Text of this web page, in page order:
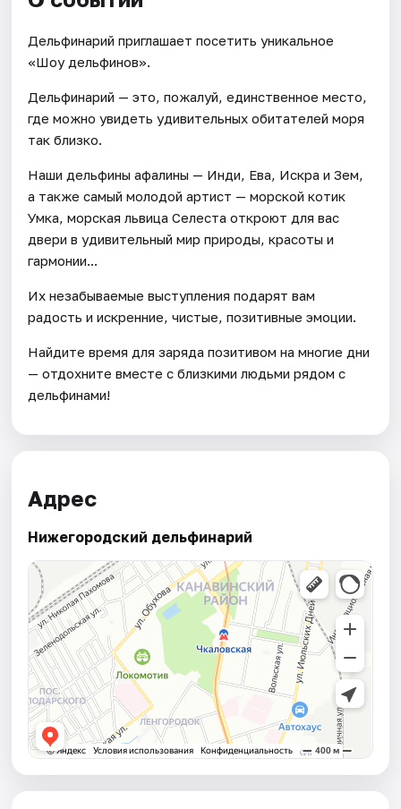
Дельфинарий приглашает посетить уникальное
«Шоу дельфинов».
Дельфинарий — это, пожалуй, единственное место,
где можно увидеть удивительных обитателей моря
так близко.
Наши дельфины афалины — Инди, Ева, Искра и Зем,
а также самый молодой артист — морской котик
Умка, морская львица Селеста откроют для вас
двери в удивительный мир природы, красоты и
гармонии...
Их незабываемые выступления подарят вам
радость и искренние, чистые, позитивные эмоции.
Найдите время для заряда позитивом на многие дни
— отдохните вместе с близкими людьми рядом с
дельфинами!
Адрес
Нижегородский дельфинарий